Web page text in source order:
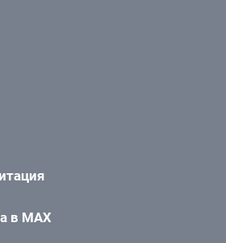
в MAX